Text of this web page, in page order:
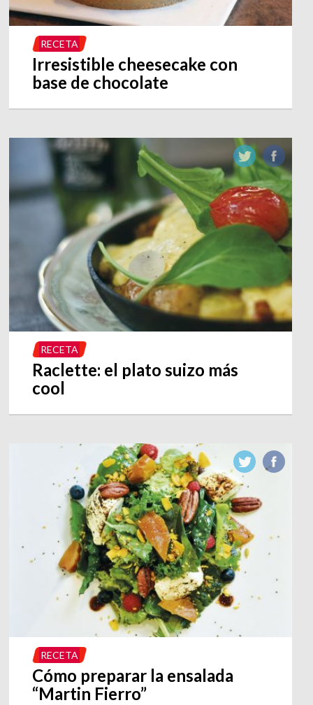
RECETA
Irresistible cheesecake con
base de chocolate
RECETA
Raclette: el plato suizo más
cool
RECETA
Cómo preparar la ensalada
“Martin Fierro”